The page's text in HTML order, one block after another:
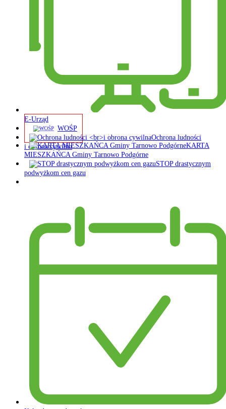
E-Urząd
WOŚP
Ochrona ludności
i obrona cywilna
KARTA
MIESZKAŃCA Gminy Tarnowo Podgórne
STOP drastycznym
podwyżkom cen gazu